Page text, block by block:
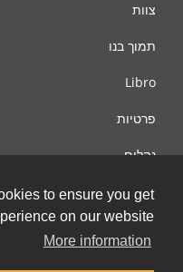
to ensure you get
on our website.
More information
צוות
תמוך בנו
Libro
פרטיות
נהלים
צור קשר